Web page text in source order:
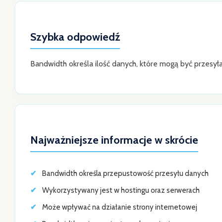
Szybka odpowiedź
Bandwidth określa ilość danych, które mogą być
Najważniejsze informacje w skrócie
Bandwidth określa przepustowość przesyłu danych
Wykorzystywany jest w hostingu oraz serwerach
Może wpływać na działanie strony internetowej